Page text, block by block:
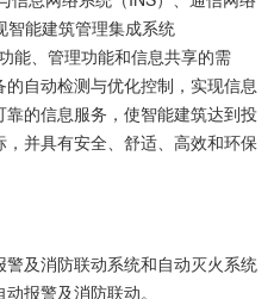
智能建筑管理集成系统
能、管理功能和信息共享的需
自动检测与优化控制，实现信息
的信息服务，使智能建筑达到投
并具有安全、舒适、高效和环保
警及消防联动系统和自动灭火系统
报警及消防联动。